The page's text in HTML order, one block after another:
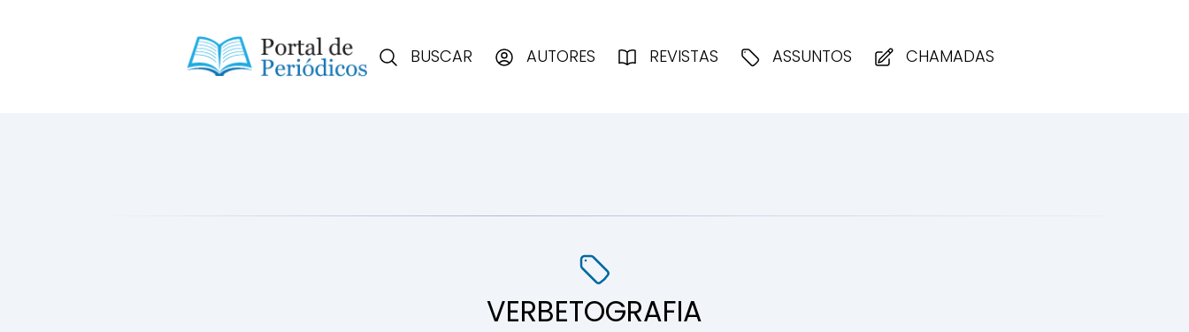
Portal de Periódicos da Conscienciologia
BUSCAR AUTORES REVISTAS ASSUNTOS CHAMADAS
VERBETOGRAFIA